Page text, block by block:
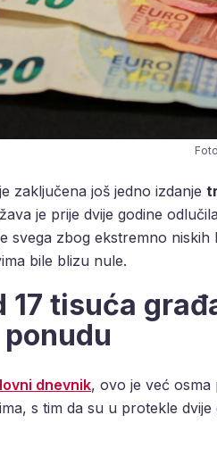
zaključena još jedno izdanje
je prije dvije godine
svega zbog ekstremno
bile blizu nule.
17 tisuća
dnevnik, ovo je već
s tim da su u protekle